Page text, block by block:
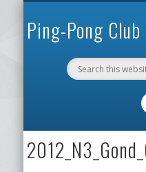
Ping-Pong